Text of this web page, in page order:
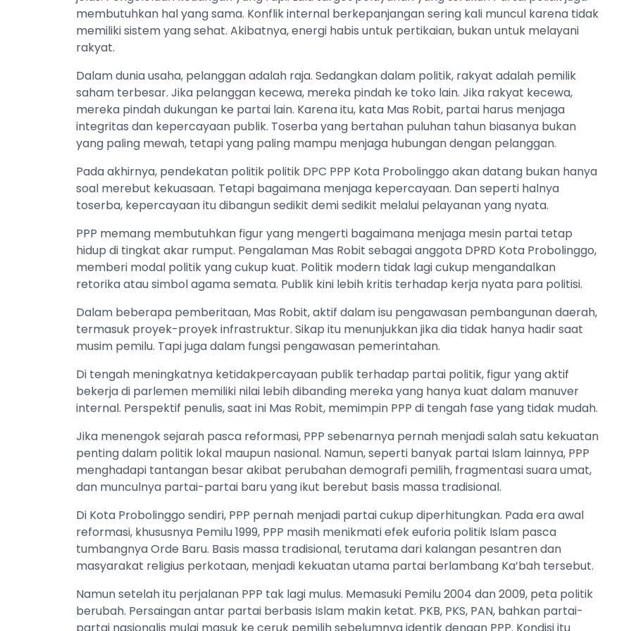
membutuhkan hal yang sama. Konflik internal berkepanjangan sering kali muncul karena tidak
memiliki sistem yang sehat. Akibatnya, energi habis untuk pertikaian, bukan untuk melayani
rakyat.
Dalam dunia usaha, pelanggan adalah raja. Sedangkan dalam politik, rakyat adalah pemilik
saham terbesar. Jika pelanggan kecewa, mereka pindah ke toko lain. Jika rakyat kecewa,
mereka pindah dukungan ke partai lain. Karena itu, kata Mas Robit, partai harus menjaga
integritas dan kepercayaan publik. Toserba yang bertahan puluhan tahun biasanya bukan
yang paling mewah, tetapi yang paling mampu menjaga hubungan dengan pelanggan.
Pada akhirnya, pendekatan politik politik DPC PPP Kota Probolinggo akan datang bukan hanya
soal merebut kekuasaan. Tetapi bagaimana menjaga kepercayaan. Dan seperti halnya
toserba, kepercayaan itu dibangun sedikit demi sedikit melalui pelayanan yang nyata.
PPP memang membutuhkan figur yang mengerti bagaimana menjaga mesin partai tetap
hidup di tingkat akar rumput. Pengalaman Mas Robit sebagai anggota DPRD Kota Probolinggo,
memberi modal politik yang cukup kuat. Politik modern tidak lagi cukup mengandalkan
retorika atau simbol agama semata. Publik kini lebih kritis terhadap kerja nyata para politisi.
Dalam beberapa pemberitaan, Mas Robit, aktif dalam isu pengawasan pembangunan daerah,
termasuk proyek-proyek infrastruktur. Sikap itu menunjukkan jika dia tidak hanya hadir saat
musim pemilu. Tapi juga dalam fungsi pengawasan pemerintahan.
Di tengah meningkatnya ketidakpercayaan publik terhadap partai politik, figur yang aktif
bekerja di parlemen memiliki nilai lebih dibanding mereka yang hanya kuat dalam manuver
internal. Perspektif penulis, saat ini Mas Robit, memimpin PPP di tengah fase yang tidak mudah.
Jika menengok sejarah pasca reformasi, PPP sebenarnya pernah menjadi salah satu kekuatan
penting dalam politik lokal maupun nasional. Namun, seperti banyak partai Islam lainnya, PPP
menghadapi tantangan besar akibat perubahan demografi pemilih, fragmentasi suara umat,
dan munculnya partai-partai baru yang ikut berebut basis massa tradisional.
Di Kota Probolinggo sendiri, PPP pernah menjadi partai cukup diperhitungkan. Pada era awal
reformasi, khususnya Pemilu 1999, PPP masih menikmati efek euforia politik Islam pasca
tumbangnya Orde Baru. Basis massa tradisional, terutama dari kalangan pesantren dan
masyarakat religius perkotaan, menjadi kekuatan utama partai berlambang Ka’bah tersebut.
Namun setelah itu perjalanan PPP tak lagi mulus. Memasuki Pemilu 2004 dan 2009, peta politik
berubah. Persaingan antar partai berbasis Islam makin ketat. PKB, PKS, PAN, bahkan partai-